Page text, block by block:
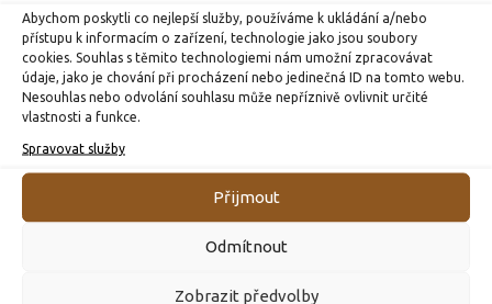
Abychom poskytli co nejlepší služby, používáme k ukládání a/nebo
přístupu k informacím o zařízení, technologie jako jsou soubory
cookies. Souhlas s těmito technologiemi nám umožní zpracovávat
údaje, jako je chování při procházení nebo jedinečná ID na tomto webu.
Nesouhlas nebo odvolání souhlasu může nepříznivě ovlivnit určité
vlastnosti a funkce.
Spravovat služby
Přijmout
Odmítnout
Zobrazit předvolby